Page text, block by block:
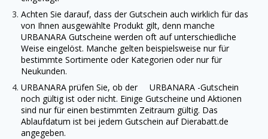
Achten Sie darauf, dass der Gutschein auch wirklich für das
von Ihnen ausgewählte Produkt gilt, denn manche
URBANARA Gutscheine werden oft auf unterschiedliche
Weise eingelöst. Manche gelten beispielsweise nur für
bestimmte Sortimente oder Kategorien oder nur für
Neukunden.
URBANARA prüfen Sie, ob der URBANARA -Gutschein
noch gültig ist oder nicht. Einige Gutscheine und Aktionen
sind nur für einen bestimmten Zeitraum gültig. Das
Ablaufdatum ist bei jedem Gutschein aufDierabatt.de
angegeben.